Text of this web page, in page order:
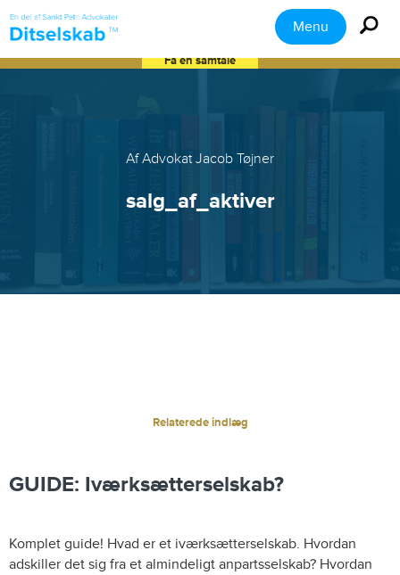
Menu
Af Advokat Jacob Tøjner
salg_af_aktiver
Få en samtale
Relaterede indlæg
GUIDE: Iværksætterselskab?
Komplet guide! Hvad er et iværksætterselskab. Hvordan
adskiller det sig fra et almindeligt anpartsselskab? Hvordan